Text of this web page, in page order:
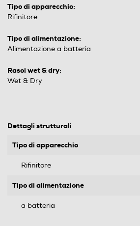
Tipo di apparecchio:
Rifinitore
Tipo di alimentazione:
Alimentazione a batteria
Rasoi wet & dry:
Wet & Dry
Dettagli strutturali
Tipo di apparecchio
Rifinitore
Tipo di alimentazione
a batteria